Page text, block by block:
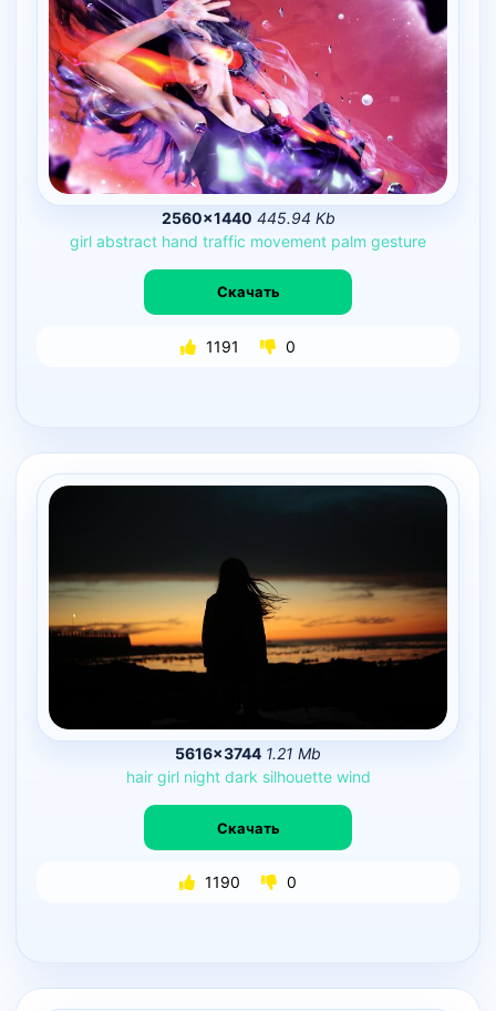
2560×1440 445.94 Kb
girl abstract hand traffic movement palm gesture
Скачать
1191 0
5616×3744 1.21 Mb
hair girl night dark silhouette wind
Скачать
1190 0